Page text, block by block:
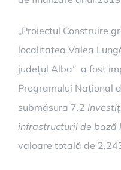
„Proiectul Construire
localitatea Valea
județul Alba” a fost
Programului Național
submăsura 7.2
infrastructurii de bază
valoare totală de